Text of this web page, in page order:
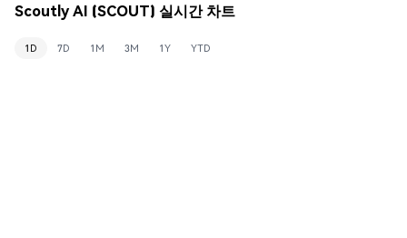
Scoutly AI (SCOUT) 실시간 차트
1D 7D 1M 3M 1Y YTD